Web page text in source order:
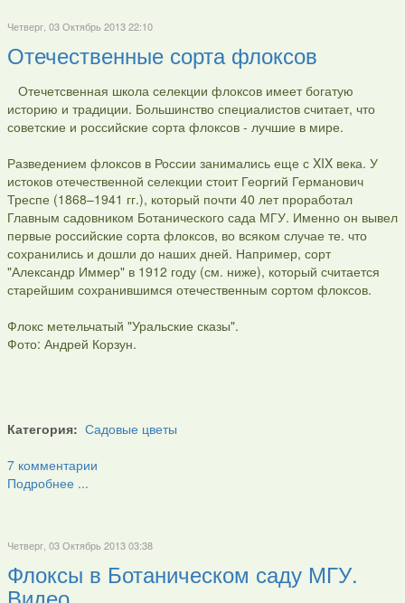
Четверг, 03 Октябрь 2013 22:10
Отечественные сорта флоксов
Отечетсвенная школа селекции флоксов имеет богатую
историю и традиции. Большинство специалистов считает, что
советские и российские сорта флоксов - лучшие в мире.
Разведением флоксов в России занимались еще с XIX века. У
истоков отечественной селекции стоит Георгий Германович
Треспе (1868–1941 гг.), который почти 40 лет проработал
Главным садовником Ботанического сада МГУ. Именно он вывел
первые российские сорта флоксов, во всяком случае те. что
сохранились и дошли до наших дней. Например, сорт
"Александр Иммер" в 1912 году (см. ниже), который считается
старейшим сохранившимся отечественным сортом флоксов.
Флокс метельчатый "Уральские сказы".
Фото: Андрей Корзун.
Категория: Садовые цветы
7 комментарии
Подробнее ...
Четверг, 03 Октябрь 2013 03:38
Флоксы в Ботаническом саду МГУ.